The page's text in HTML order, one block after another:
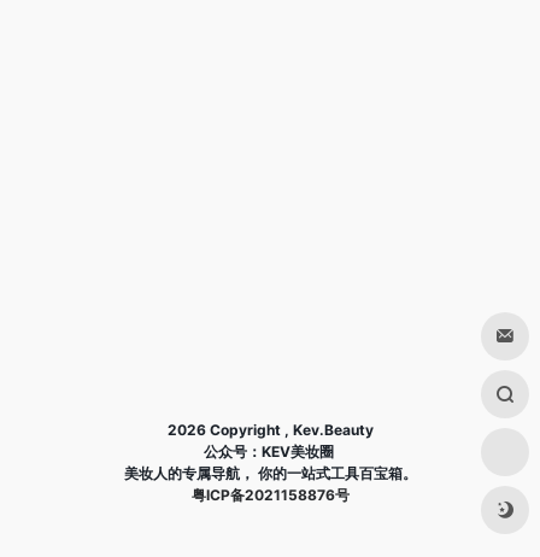
2026 Copyright , Kev.Beauty
公众号：KEV美妆圈
美妆人的专属导航， 你的一站式工具百宝箱。
粤ICP备2021158876号